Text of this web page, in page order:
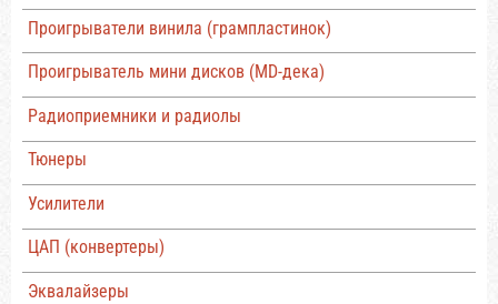
Проигрыватели винила (грампластинок)
Проигрыватель мини дисков (MD-дека)
Радиоприемники и радиолы
Тюнеры
Усилители
ЦАП (конвертеры)
Эквалайзеры